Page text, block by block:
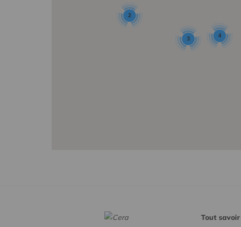
3
2
4
Tout